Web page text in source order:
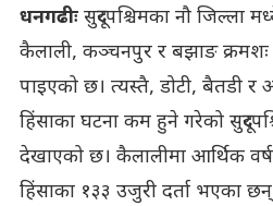
धनगढीःसुदूरपश्चिमका नौ जिल्ला
कैलाली, कञ्चनपुर र बझाङ क्रमशः
पाइएको छ। त्यस्तै, डोटी, बैतडी र
हिंसाका घटना कम हुने गरेको
देखाएको छ। कैलालीमा आर्थिक
हिंसाका १३३ उजुरी दर्ता भएका